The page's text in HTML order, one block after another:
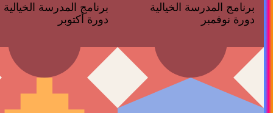
برنامج المدرسة الخيالية
دورة نوفمبر
برنامج المدرسة الخيالية
دورة أكتوبر